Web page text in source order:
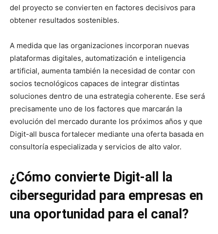
del proyecto se convierten en factores decisivos para
obtener resultados sostenibles.
A medida que las organizaciones incorporan nuevas
plataformas digitales, automatización e inteligencia
artificial, aumenta también la necesidad de contar con
socios tecnológicos capaces de integrar distintas
soluciones dentro de una estrategia coherente. Ese será
precisamente uno de los factores que marcarán la
evolución del mercado durante los próximos años y que
Digit-all busca fortalecer mediante una oferta basada en
consultoría especializada y servicios de alto valor.
¿Cómo convierte Digit-all la
ciberseguridad para empresas en
una oportunidad para el canal?